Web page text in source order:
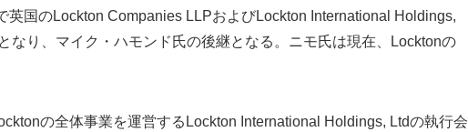
英国のLockton Companies LLPおよびLockton International Holdings,
なり、マイク・ハモンド氏の後継となる。ニモ氏は現在、Locktonの
の全体事業を運営するLockton International Holdings, Ltdの執行会